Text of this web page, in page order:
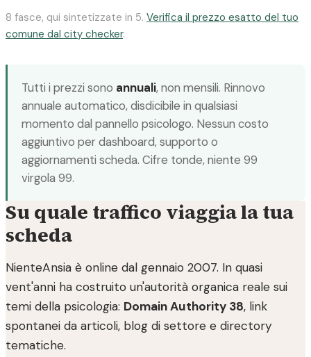
8 fasce, qui sintetizzate in 5. Verifica il prezzo esatto del tuo
comune dal city checker.
Tutti i prezzi sono annuali, non mensili. Rinnovo
annuale automatico, disdicibile in qualsiasi
momento dal pannello psicologo. Nessun costo
aggiuntivo per dashboard, supporto o
aggiornamenti scheda. Cifre tonde, niente 99
virgola 99.
Su quale traffico viaggia la tua
scheda
NienteAnsia è online dal gennaio 2007. In quasi
vent'anni ha costruito un'autorità organica reale sui
temi della psicologia: Domain Authority 38, link
spontanei da articoli, blog di settore e directory
tematiche.